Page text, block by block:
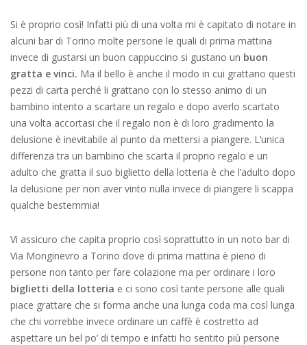
Si è proprio così! Infatti più di una volta mi è capitato di notare in
alcuni bar di Torino molte persone le quali di prima mattina
invece di gustarsi un buon cappuccino si gustano un buon
gratta e vinci. Ma il bello è anche il modo in cui grattano questi
pezzi di carta perché li grattano con lo stesso animo di un
bambino intento a scartare un regalo e dopo averlo scartato
una volta accortasi che il regalo non è di loro gradimento la
delusione è inevitabile al punto da mettersi a piangere. L’unica
differenza tra un bambino che scarta il proprio regalo e un
adulto che gratta il suo biglietto della lotteria è che l’adulto dopo
la delusione per non aver vinto nulla invece di piangere li scappa
qualche bestemmia!
Vi assicuro che capita proprio così soprattutto in un noto bar di
Via Monginevro a Torino dove di prima mattina è pieno di
persone non tanto per fare colazione ma per ordinare i loro
biglietti della lotteria e ci sono così tante persone alle quali
piace grattare che si forma anche una lunga coda ma così lunga
che chi vorrebbe invece ordinare un caffè è costretto ad
aspettare un bel po’ di tempo e infatti ho sentito più persone